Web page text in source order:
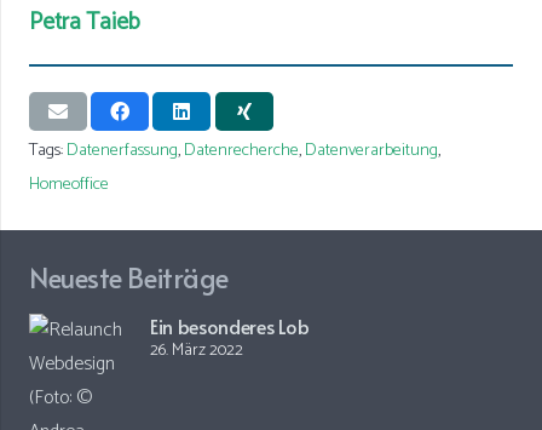
Petra Taieb
Tags:Datenerfassung,Datenrecherche,Datenverarbeitung,
Homeoffice
Neueste Beiträge
Ein besonderes Lob
26. März 2022